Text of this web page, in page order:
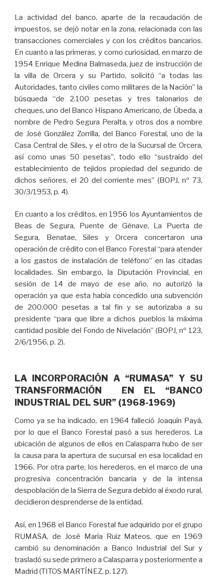
La actividad del banco, aparte de la recaudación de
impuestos, se dejó notar en la zona, relacionada con las
transacciones comerciales y con los créditos bancarios.
En cuanto a las primeras, y como curiosidad, en marzo de
1954 Enrique Medina Balmaseda, juez de instrucción de
la villa de Orcera y su Partido, solicitó “a todas las
Autoridades, tanto civiles como militares de la Nación” la
búsqueda “de 2.100 pesetas y tres talonarios de
cheques, uno del Banco Hispano Americano, de Úbeda, a
nombre de Pedro Segura Peralta, y otros dos a nombre
de José González Zorrilla, del Banco Forestal, uno de la
Casa Central de Siles, y el otro de la Sucursal de Orcera,
así como unas 50 pesetas”, todo ello “sustraído del
establecimiento de tejidos propiedad del segundo de
dichos señores, el 20 del corriente mes” (BOPJ, nº 73,
30/3/1953, p. 4).
En cuanto a los créditos, en 1956 los Ayuntamientos de
Beas de Segura, Puente de Génave, La Puerta de
Segura, Benatae, Siles y Orcera concertaron una
operación de crédito con el Banco Forestal “para atender
a los gastos de instalación de teléfono” en las citadas
localidades. Sin embargo, la Diputación Provincial, en
sesión de 14 de mayo de ese año, no autorizó la
operación ya que esta había concedido una subvención
de 200.000 pesetas a tal fin y se autorizaba a su
presidente “para que libre a dichos pueblos la máxima
cantidad posible del Fondo de Nivelación” (BOPJ, nº 123,
2/6/1956, p. 2).
LA INCORPORACIÓN A “RUMASA” Y SU
TRANSFORMACIÓN EN EL “BANCO
INDUSTRIAL DEL SUR” (1968-1969)
Como ya se ha indicado, en 1964 falleció Joaquín Payá,
por lo que el Banco Forestal pasó a sus herederos. La
ubicación de algunos de ellos en Calasparra hubo de ser
la causa para la apertura de sucursal en esa localidad en
1966. Por otra parte, los herederos, en el marco de una
progresiva concentración bancaria y de la intensa
despoblación de la Sierra de Segura debido al éxodo rural,
decidieron desprenderse de la entidad.
Así, en 1968 el Banco Forestal fue adquirido por el grupo
RUMASA, de José María Ruiz Mateos, que en 1969
cambió su denominación a Banco Industrial del Sur y
trasladó su sede primero a Calasparra y posteriormente a
Madrid (TITOS MARTÍNEZ, p. 127).